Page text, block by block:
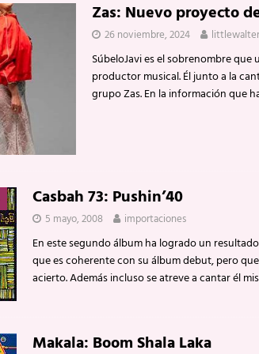
mayo, 2026 ]
XpresidentX: Rockeros certificados
mayo, 2026 ]
Fito & Fitipaldis: 2 de mayo de 2026 en Fuengirola
mayo, 2026 ]
Fito & Fitipaldis: Su ‘aullido’ retumbó
2026 ]
Florent Gorges: La historia de Nintendo Vol. 2
Zas: Nuevo proyecto
26 noviembre, 2024 littlewalter
SúbeloJavi es el sobrenombre que
productor musical. Él junto a la
grupo Zas. En la información que
Casbah 73: Pushin’40
5 mayo, 2008 importaciones
En este segundo álbum ha logrado un
que es coherente con su álbum debut, pero
acierto. Además incluso se atreve a cantar él
Makala: Boom Shala Laka